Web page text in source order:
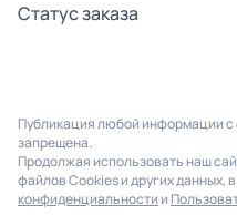
Статус заказа
Публикация любой информации с
запрещена.
Продолжая использовать наш
файлов Cookies и других данных,
конфиденциальности и